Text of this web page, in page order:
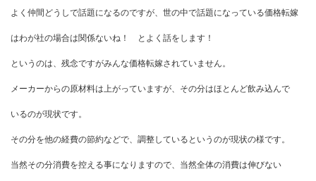
よく仲間どうしで話題になるのですが、世の中で話題になっている価格転嫁
はわが社の場合は関係ないね！ とよく話をします！
というのは、残念ですがみんな価格転嫁されていません。
メーカーからの原材料は上がっていますが、その分はほとんど飲み込んで
いるのが現状です。
その分を他の経費の節約などで、調整しているというのが現状の様です。
当然その分消費を控える事になりますので、当然全体の消費は伸びない